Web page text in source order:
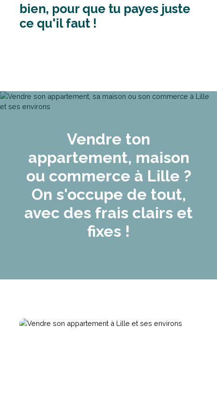
bien, pour que tu payes juste
ce qu'il faut !
Vendre ton
appartement, maison
ou commerce à Lille ?
On s'occupe de tout,
avec des frais clairs et
fixes !